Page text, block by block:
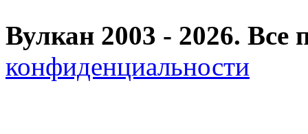
Вулкан 2003 - 2026.
конфиденциальности